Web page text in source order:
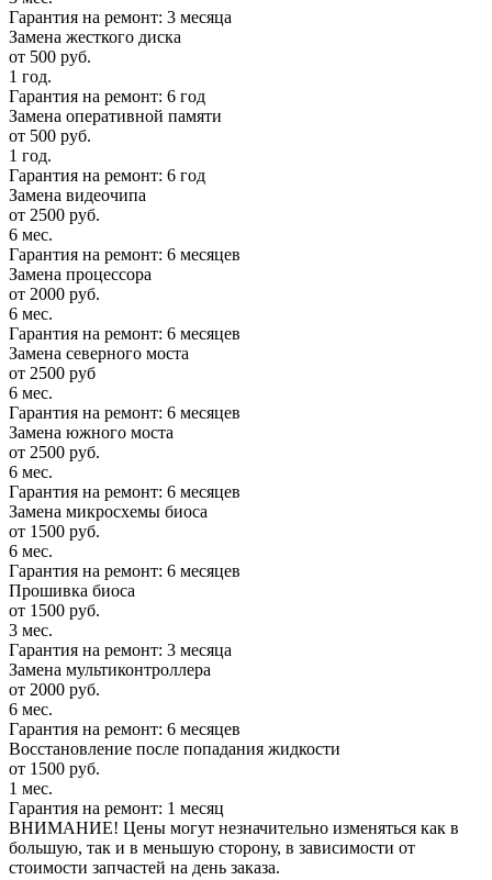
Гарантия на ремонт: 3 месяца
Замена жесткого диска
от 500 руб.
1 год.
Гарантия на ремонт: 6 год
Замена оперативной памяти
от 500 руб.
1 год.
Гарантия на ремонт: 6 год
Замена видеочипа
от 2500 руб.
6 мес.
Гарантия на ремонт: 6 месяцев
Замена процессора
от 2000 руб.
6 мес.
Гарантия на ремонт: 6 месяцев
Замена северного моста
от 2500 руб
6 мес.
Гарантия на ремонт: 6 месяцев
Замена южного моста
от 2500 руб.
6 мес.
Гарантия на ремонт: 6 месяцев
Замена микросхемы биоса
от 1500 руб.
6 мес.
Гарантия на ремонт: 6 месяцев
Прошивка биоса
от 1500 руб.
3 мес.
Гарантия на ремонт: 3 месяца
Замена мультиконтроллера
от 2000 руб.
6 мес.
Гарантия на ремонт: 6 месяцев
Восстановление после попадания жидкости
от 1500 руб.
1 мес.
Гарантия на ремонт: 1 месяц
ВНИМАНИЕ! Цены могут незначительно изменяться как в
большую, так и в меньшую сторону, в зависимости от
стоимости запчастей на день заказа.